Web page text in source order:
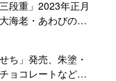
段重」2023年正月
海老・あわびの柔
ち」発売、朱塗・
ョコレートなど詰